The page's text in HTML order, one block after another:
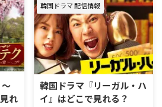
国
偽り
報
母娘
独
見
利
すれ
情報をまとめた。 韓国ドラマ
『タリミファミリー～恋もお金も
クリーンに！』配信情報 『タリ
ミファミリー～恋もお金もクリー
ンに！』はU-NEXTで独占配信
中。 U-NEXTは、新規の登録なら
31日間無料で利用できる。無料
期間中に解約すればお金は一切か
からない！ ＼新規なら31日間無
れ
韓国ドラマ 配信情報
韓国ドラマ『リーガル・ハ
イ』はどこで見れる？